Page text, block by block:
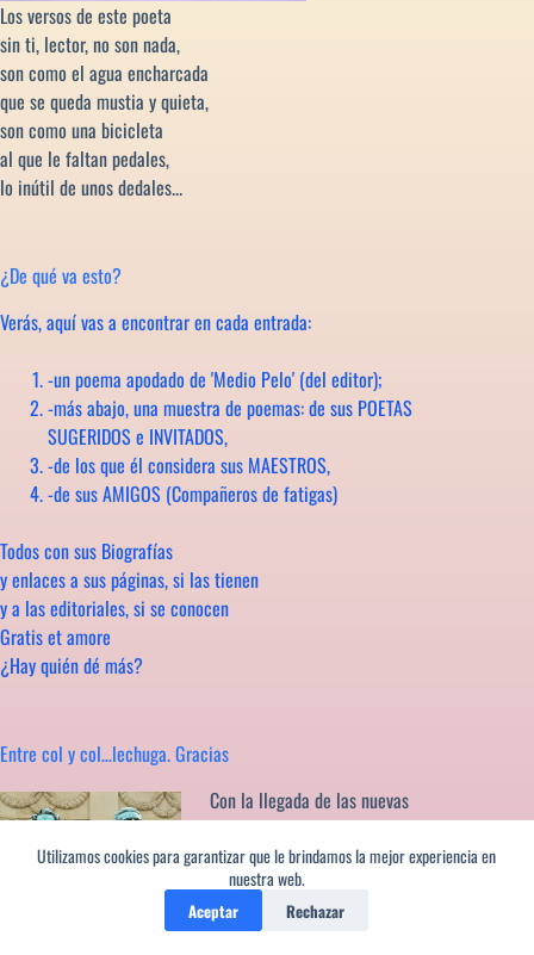
Utilizamos cookies para garantizar que le brindamos la mejor experiencia en
nuestra web.
Aceptar Rechazar
Los versos de este poeta
sin ti, lector, no son nada,
son como el agua encharcada
que se queda mustia y quieta,
son como una bicicleta
al que le faltan pedales,
lo inútil de unos dedales...
¿De qué va esto?
Verás, aquí vas a encontrar en cada entrada:
-un poema apodado de 'Medio Pelo' (del editor);
-más abajo, una muestra de poemas: de sus POETAS
SUGERIDOS e INVITADOS,
-de los que él considera sus MAESTROS,
-de sus AMIGOS (Compañeros de fatigas)
Todos con sus Biografías
y enlaces a sus páginas, si las tienen
y a las editoriales, si se conocen
Gratis et amore
¿Hay quién dé más?
Entre col y col…lechuga. Gracias
Con la llegada de las nuevas
tecnologías la poesía, anteriormente
patrimonio de personas eruditas, se
ha democratizado y convertido en un
fenómeno de masas al alcance de